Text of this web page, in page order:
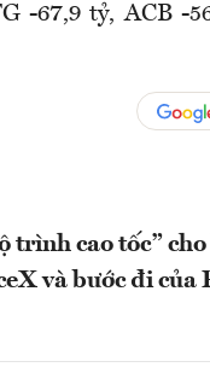
-67,9 tỷ, ACB -
trình cao tốc”
và bước đi của